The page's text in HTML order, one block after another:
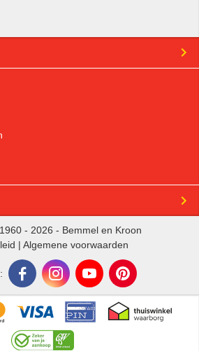
- 2026 - Bemmel en Kroon
| Algemene voorwaarden